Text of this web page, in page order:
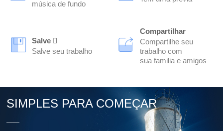
música de fundo
Salve 
Salve seu trabalho
Compartilhar
Compartilhe seu
trabalho com
sua familia e amigos
SIMPLES PARA COMEÇAR